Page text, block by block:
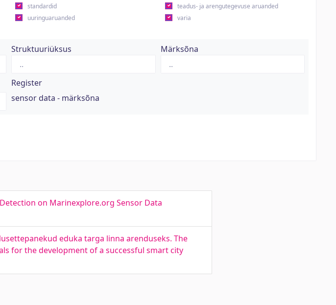
standardid
teadus- ja arengutegevuse aruanded
uuringuaruanded
varia
Struktuuriüksus Märksõna
Register
sensor data - märksõna
on Marinexplore.org Sensor Data
eduka targa linna arenduseks. The
for the development of a successful smart city